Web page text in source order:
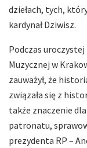
dziełach, tych,
kardynał Dziwisz.
Podczas
Muzycznej w
zauważył, że
związała się z
także znaczenie
patronatu,
prezydenta RP –